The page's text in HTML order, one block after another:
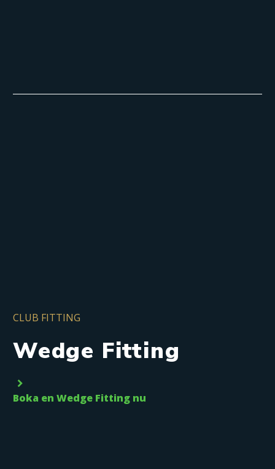
CLUB FITTING
Wedge Fitting
Boka en Wedge Fitting nu